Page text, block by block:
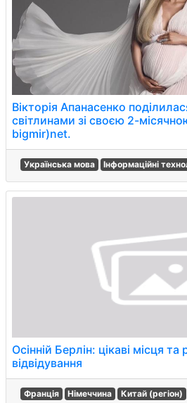
Вікторія Апанасенко
світлинами зі своєю 2-
bigmir)net.
Українська мова Інформаційні
Осінній Берлін: цікаві місця
відвідування
Франція Німеччина Китай (регіон)